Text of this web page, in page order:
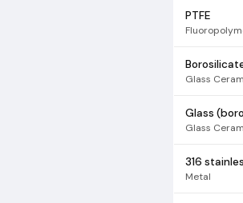
PTFE
Glass
Glass
Glass
316
Metal